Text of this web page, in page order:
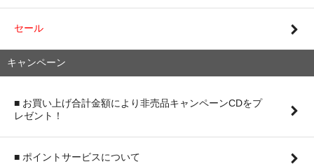
セール
キャンペーン
■ お買い上げ合計金額により非売品キャンペーンCDをプ
レゼント！
■ ポイントサービスについて